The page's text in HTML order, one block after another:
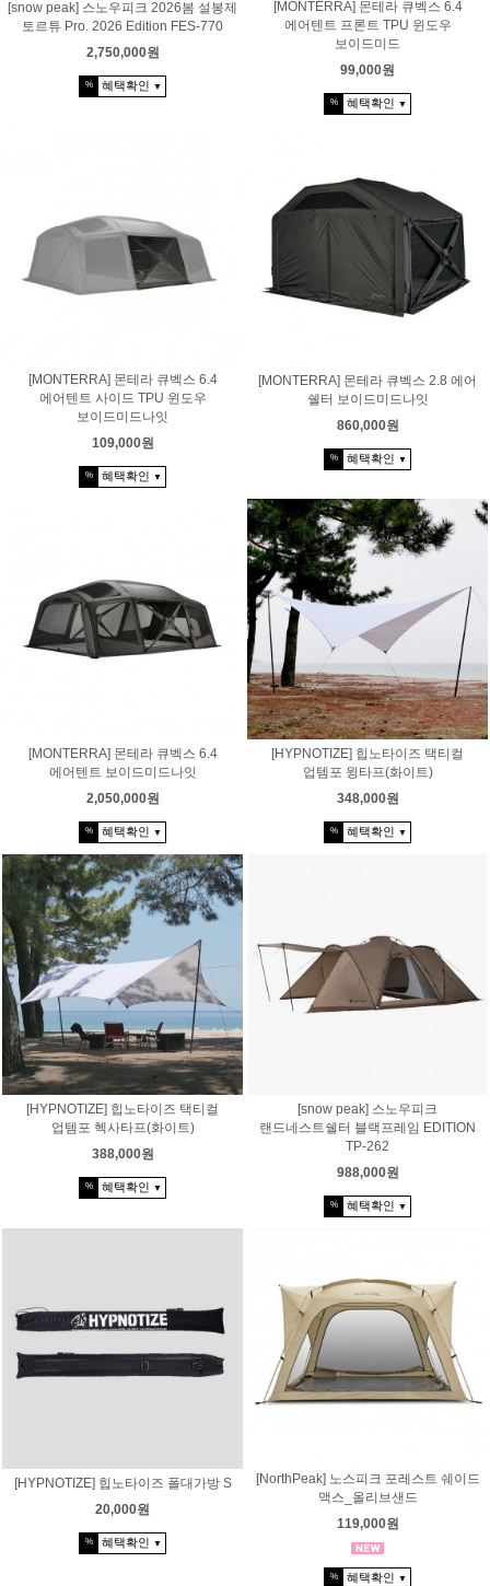
[snow peak] 스노우피크 2026봄 설봉제
토르튜 Pro. 2026 Edition FES-770
2,750,000원
% 혜택확인 ▼
[MONTERRA] 몬테라 큐벡스 6.4
에어텐트 프론트 TPU 윈도우
보이드미드
99,000원
% 혜택확인 ▼
[MONTERRA] 몬테라 큐벡스 6.4
에어텐트 사이드 TPU 윈도우
보이드미드나잇
109,000원
% 혜택확인 ▼
[MONTERRA] 몬테라 큐벡스 2.8 에어
쉘터 보이드미드나잇
860,000원
% 혜택확인 ▼
[MONTERRA] 몬테라 큐벡스 6.4
에어텐트 보이드미드나잇
2,050,000원
% 혜택확인 ▼
[HYPNOTIZE] 힙노타이즈 택티컬
업템포 윙타프(화이트)
348,000원
% 혜택확인 ▼
[HYPNOTIZE] 힙노타이즈 택티컬
업템포 헥사타프(화이트)
388,000원
% 혜택확인 ▼
[snow peak] 스노우피크
랜드네스트쉘터 블랙프레임 EDITION
TP-262
988,000원
% 혜택확인 ▼
[HYPNOTIZE] 힙노타이즈 폴대가방 S
20,000원
% 혜택확인 ▼
[NorthPeak] 노스피크 포레스트 쉐이드
맥스_올리브샌드
119,000원
% 혜택확인 ▼